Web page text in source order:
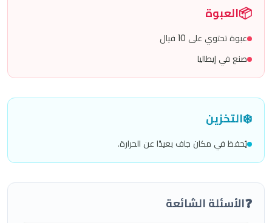
📦العبوة
عبوة تحتوي على 10 فيال
صنع في إيطاليا
❄️التخزين
يُحفظ في مكان جاف بعيدًا عن الحرارة.
❓الأسئلة الشائعة